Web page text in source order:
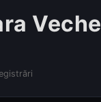
Veche